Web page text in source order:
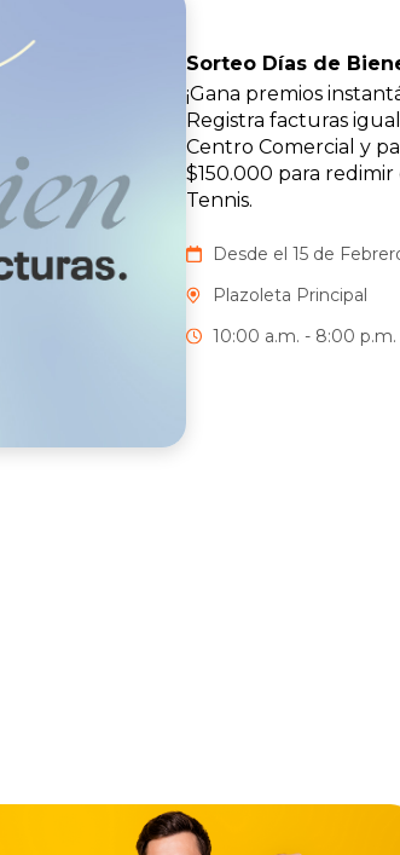
Sorteo Días de
¡Gana premios
Registra facturas
Centro Comercial y
$150.000 para
Tennis.
Desde el 15 de
Plazoleta Principal
10:00 a.m. - 8:00 p.m.